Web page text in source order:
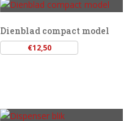
Dienblad compact model
€12,50